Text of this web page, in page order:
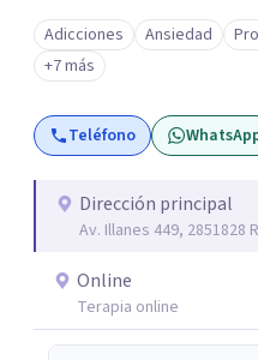
conciencia como caminos
resignificación emocional
caracteriza por crear
orientados a la
una relación más
Adicciones Ansiedad
+7 más
Teléfono
Dirección principal
Av. Illanes 449, 2851828
Online
Terapia online